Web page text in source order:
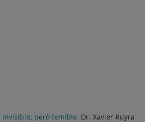
invisible; però temible. Dr. Xavier Ruyra